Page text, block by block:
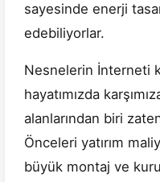
sayesinde enerji
edebiliyorlar.
Nesnelerin İnterneti
hayatımızda
alanlarından biri
Önceleri yatırım
büyük montaj ve